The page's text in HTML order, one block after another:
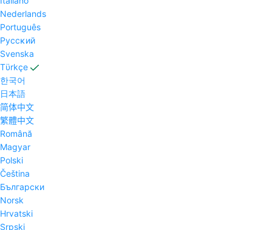
Nederlands
Português
Pyccĸий
Svenska
Tϋrkçe
한국어
日本語
简体中文
繁體中文
Română
Magyar
Polski
Čeština
Български
Norsk
Hrvatski
Srpski